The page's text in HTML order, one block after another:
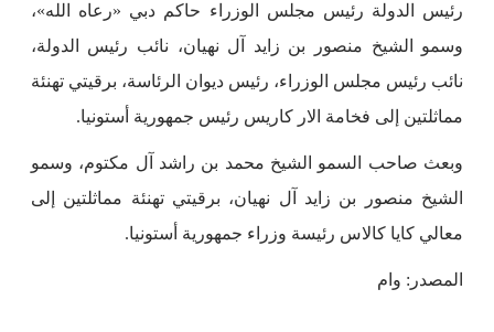
رئيس الدولة رئيس مجلس الوزراء حاكم دبي «رعاه الله»،
وسمو الشيخ منصور بن زايد آل نهيان، نائب رئيس الدولة،
نائب رئيس مجلس الوزراء، رئيس ديوان الرئاسة، برقيتي تهنئة
مماثلتين إلى فخامة الار كاريس رئيس جمهورية أستونيا.
وبعث صاحب السمو الشيخ محمد بن راشد آل مكتوم، وسمو
الشيخ منصور بن زايد آل نهيان، برقيتي تهنئة مماثلتين إلى
معالي كايا كالاس رئيسة وزراء جمهورية أستونيا.
المصدر: وام